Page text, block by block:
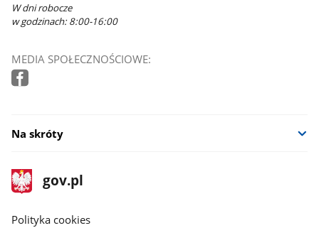
W dni robocze
w godzinach: 8:00-16:00
MEDIA SPOŁECZNOŚCIOWE:
Na skróty
stopka
gov.pl
Strona
gov.pl
gov.pl
Polityka cookies